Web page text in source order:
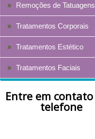
Remoções de Tatuagens
Tratamentos Corporais
Tratamentos Estético
Tratamentos Faciais
Entre em
telefone